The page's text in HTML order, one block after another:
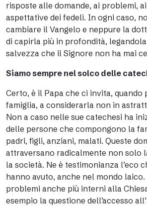
risposte alle domande, ai problemi,
aspettative dei fedeli. In ogni caso,
cambiare il Vangelo e neppure la
di capirla più in profondità,
salvezza che il Signore non ha mai
Siamo sempre nel solco delle
Certo, è il Papa che ci invita, quando
famiglia, a considerarla non in
Non a caso nelle sue catechesi ha
delle persone che compongono la
padri, figli, anziani, malati. Queste
attraversano radicalmente non solo
la società. Ne è testimonianza l’eco
hanno avuto, anche nel mondo
problemi anche più interni alla
esempio la questione dell’accesso